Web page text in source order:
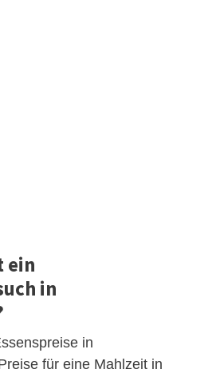
ein
in
in
für eine Mahlzeit in